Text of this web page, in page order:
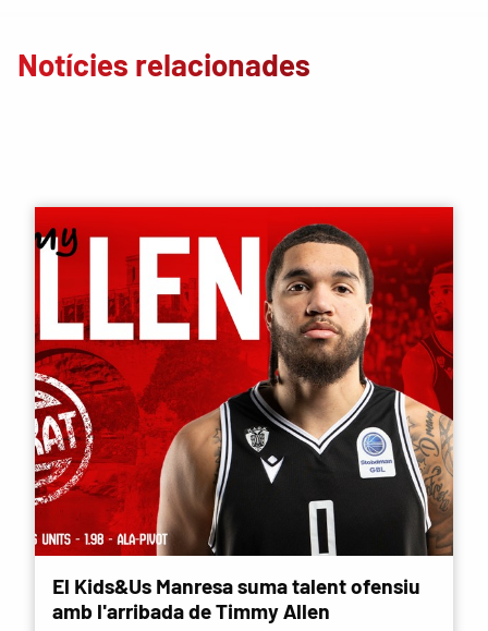
Notícies relacionades
El Kids&Us Manresa suma talent ofensiu
amb l'arribada de Timmy Allen